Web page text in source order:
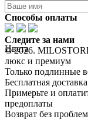
Цвета
Способы оплаты
Следите за нами
© 2026.
люкс и премиум
Только подлинные
Бесплатная
Примерьте и
предоплаты
Возврат без